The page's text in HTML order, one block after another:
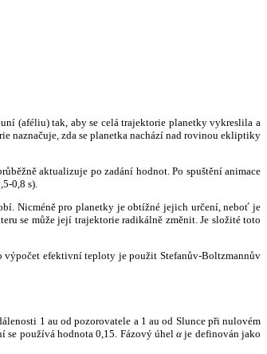
(aféliu) tak, aby se celá trajektorie planetky vykreslila a
naznačuje, zda se planetka nachází nad rovinou ekliptiky
aktualizuje po zadání hodnot. Po spuštění animace
0,8 s).
Nicméně pro planetky je obtížné jejich určení, neboť je
se může její trajektorie radikálně změnit. Je složité toto
výpočet efektivní teploty je použit Stefanův-Boltzmannův
1 au od pozorovatele a 1 au od Slunce při nulovém
se používá hodnota 0,15. Fázový úhelα je definován jako